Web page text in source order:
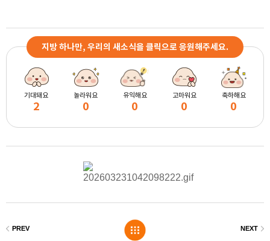
지방 하나만, 우리의 새소식을 클릭으로 응원해주세요.
기대돼요
2
놀라워요
0
유익해요
0
고마워요
0
축하해요
0